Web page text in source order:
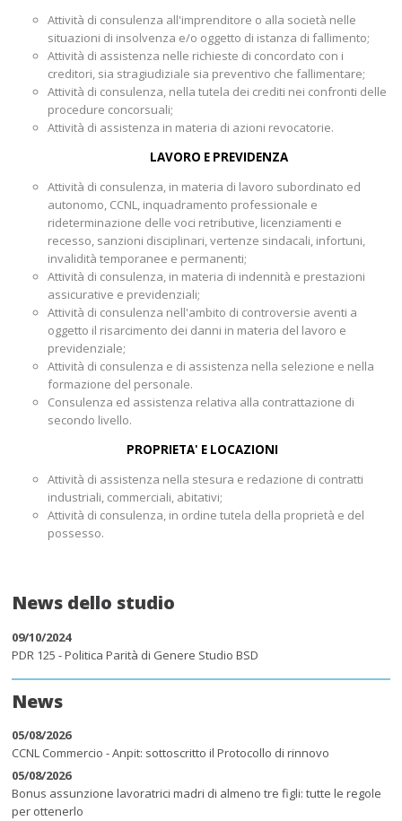
Attività di consulenza all'imprenditore o alla società nelle
situazioni di insolvenza e/o oggetto di istanza di fallimento;
Attività di assistenza nelle richieste di concordato con i
creditori, sia stragiudiziale sia preventivo che fallimentare;
Attività di consulenza, nella tutela dei crediti nei confronti delle
procedure concorsuali;
Attività di assistenza in materia di azioni revocatorie.
LAVORO E PREVIDENZA
Attività di consulenza, in materia di lavoro subordinato ed
autonomo, CCNL, inquadramento professionale e
rideterminazione delle voci retributive, licenziamenti e
recesso, sanzioni disciplinari, vertenze sindacali, infortuni,
invalidità temporanee e permanenti;
Attività di consulenza, in materia di indennità e prestazioni
assicurative e previdenziali;
Attività di consulenza nell'ambito di controversie aventi a
oggetto il risarcimento dei danni in materia del lavoro e
previdenziale;
Attività di consulenza e di assistenza nella selezione e nella
formazione del personale.
Consulenza ed assistenza relativa alla contrattazione di
secondo livello.
PROPRIETA' E LOCAZIONI
Attività di assistenza nella stesura e redazione di contratti
industriali, commerciali, abitativi;
Attività di consulenza, in ordine tutela della proprietà e del
possesso.
News dello studio
09/10/2024
PDR 125 - Politica Parità di Genere Studio BSD
News
05/08/2026
CCNL Commercio - Anpit: sottoscritto il Protocollo di rinnovo
05/08/2026
Bonus assunzione lavoratrici madri di almeno tre figli: tutte le regole
per ottenerlo